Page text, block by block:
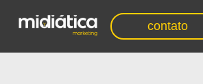
contato